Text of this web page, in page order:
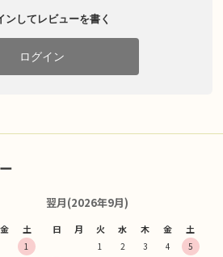
ンしてレビューを書く
ログイン
金 土
1
翌月(2026年9月)
日 月 火 水 木 金 土
1 2 3 4
5